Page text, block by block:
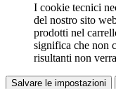
I cookie tecnici
del nostro sito
prodotti nel
significa che non
risultanti non
Salvare le impostazioni